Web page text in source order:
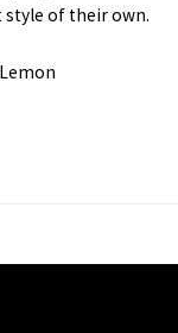
of their own.